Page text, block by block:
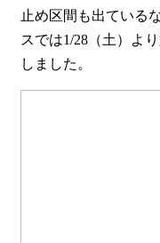
止め区間も出ている
スでは1/28（土）よ
しました。